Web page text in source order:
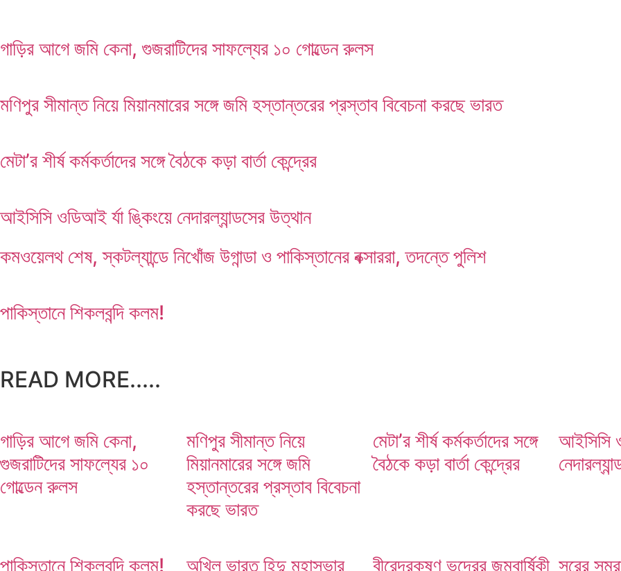
গাড়ির আগে জমি কেনা, গুজরাটিদের সাফল্যের ১০ গোল্ডেন রুলস
মণিপুর সীমান্ত নিয়ে মিয়ানমারের সঙ্গে জমি হস্তান্তরের প্রস্তাব বিবেচনা করছে ভারত
মেটা’র শীর্ষ কর্মকর্তাদের সঙ্গে বৈঠকে কড়া বার্তা কেন্দ্রের
আইসিসি ওডিআই র্যা ঙ্কিংয়ে নেদারল্যান্ডসের উত্থান
কমওয়েলথ শেষ, স্কটল্যান্ডে নিখোঁজ উগান্ডা ও পাকিস্তানের বক্সাররা, তদন্তে পুলিশ
পাকিস্তানে শিকলবন্দি কলম!
READ MORE.....
গাড়ির আগে জমি কেনা,
গুজরাটিদের সাফল্যের ১০
গোল্ডেন রুলস
মণিপুর সীমান্ত নিয়ে
মিয়ানমারের সঙ্গে জমি
হস্তান্তরের প্রস্তাব বিবেচনা
করছে ভারত
মেটা’র শীর্ষ কর্মকর্তাদের সঙ্গে
বৈঠকে কড়া বার্তা কেন্দ্রের
আইসিসি
পাকিস্তানে শিকলবন্দি কলম!
অখিল ভারত হিন্দু মহাসভার
বীরেন্দ্রকৃষ্ণ ভদ্রের জন্মবার্ষিকী সুরের